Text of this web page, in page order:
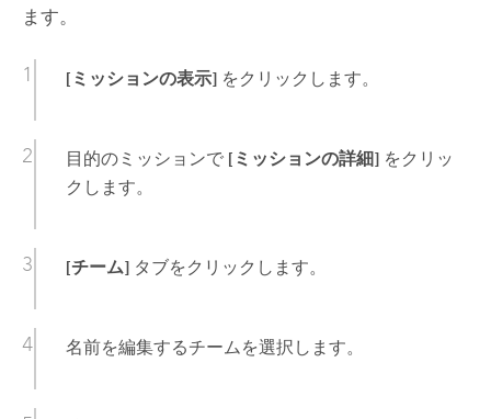
ます。
[ミッションの表示]をクリックします。
目的のミッションで [ミッションの詳細]をクリッ
クします。
[チーム]タブをクリックします。
名前を編集するチームを選択します。